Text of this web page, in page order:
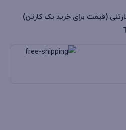
(قیمت برای خرید یک کارتن)